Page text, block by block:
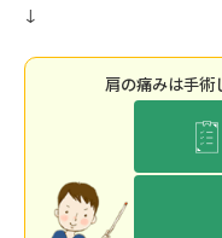
↓
肩の痛みは⼿術